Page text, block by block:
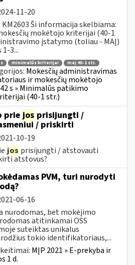
11-20
Ši informacija skelbiama:
mokėtojo kriterijai (40-1
įstatymo (toliau - MAĮ)
3...
minimalūs kriterijai maį 40-1 str.
Mokesčių administravimas
ir mokesčių mokėtojo
s » Minimalūs patikimo
(40-1 str.)
priejos prisijungti /
/ priskirti
10-19
jos prisijungti / atstovauti
atstovus?
PVM, turi nurodyti
06-16
nurodomas, bet mokėjimo
atitinkamai OSS
suteiktas unikalus
tokio identifikatoriaus,...
MĮP 2021 » E-prekyba ir
1 d.